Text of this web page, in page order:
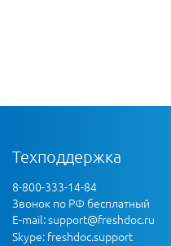
Техподдержка
8-800-333-14-84
Звонок по РФ бесплатный
E-mail:support@freshdoc.ru
Skype: freshdoc.support